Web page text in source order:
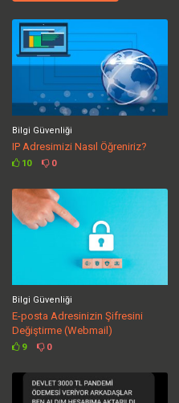
Bilgi Güvenliği
IP Adresimizi Nasıl Öğreniriz?
10 0
Bilgi Güvenliği
E-posta Adresinizin Şifresini
Değiştirme (Webmail)
9 0